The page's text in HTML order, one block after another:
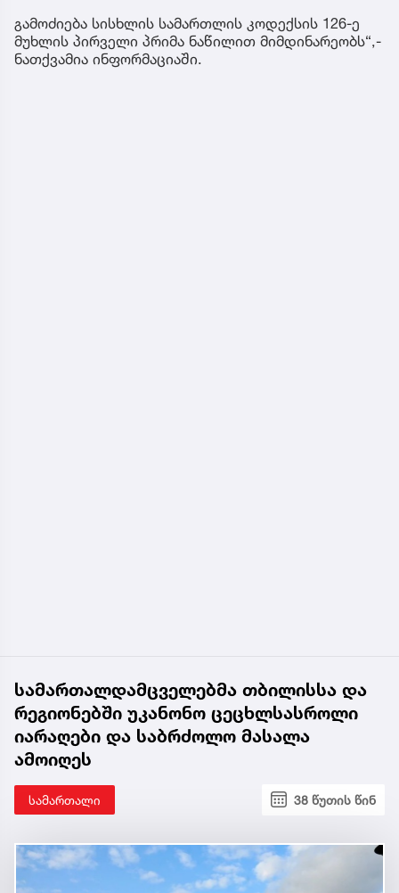
გამოძიება სისხლის სამართლის კოდექსის 126-ე
მუხლის პირველი პრიმა ნაწილით მიმდინარეობს“,-
ნათქვამია ინფორმაციაში.
სამართალდამცველებმა თბილისსა და
რეგიონებში უკანონო ცეცხლსასროლი
იარაღები და საბრძოლო მასალა
ამოიღეს
სამართალი 38 წუთის წინ